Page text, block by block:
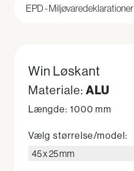
EPD - Miljøvaredeklarationer
Win Løskant
Materiale: ALU
Længde: 1000 mm
Vælg størrelse/model:
45 x 25 mm